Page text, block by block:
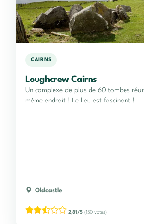
CAIRNS
Loughcrew Cairns
Un complexe de plus de 60 tombes
même endroit ! Le lieu est fascinant !
Oldcastle
2,81/5 (150 votes)